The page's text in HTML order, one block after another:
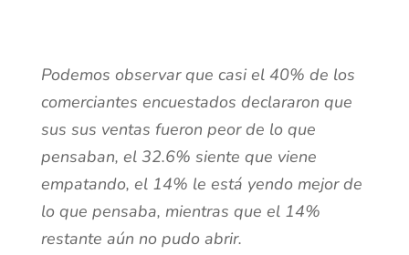
Podemos observar que casi el 40% de los
comerciantes encuestados declararon que
sus sus ventas fueron peor de lo que
pensaban, el 32.6% siente que viene
empatando, el 14% le está yendo mejor de
lo que pensaba, mientras que el 14%
restante aún no pudo abrir.